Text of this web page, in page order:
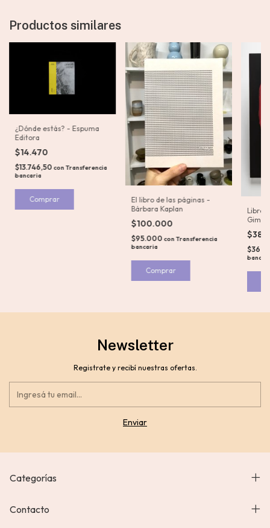
Productos similares
¿Dónde estás? - Espuma
Editora
$14.470
$13.746,50 con Transferencia
bancaria
El libro de las páginas -
Bárbara Kaplan
$100.000
$95.000 conTransferencia
bancaria
Libro
Newsletter
Registrate y recibí nuestras ofertas.
Categorías
Contacto